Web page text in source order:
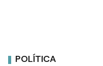
POLÍTICA